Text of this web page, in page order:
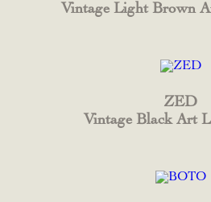
Vintage Light Brown
ZED
Vintage Black Art